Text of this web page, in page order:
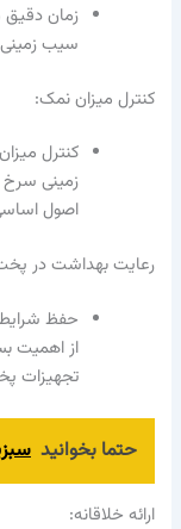
زمان
سیب
کنترل میزان نمک:
کنترل
زمینی
اصول
رعایت بهداشت در
حفظ
از اهمیت
تجهیزات
حتما بخوانید
ارائه خلاقانه: